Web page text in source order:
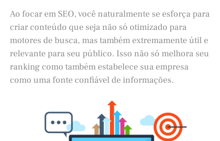
Ao focar em SEO, você naturalmente se esforça para
criar conteúdo que seja não só otimizado para
motores de busca, mas também extremamente útil e
relevante para seu público. Isso não só melhora seu
ranking como também estabelece sua empresa
como uma fonte confiável de informações.